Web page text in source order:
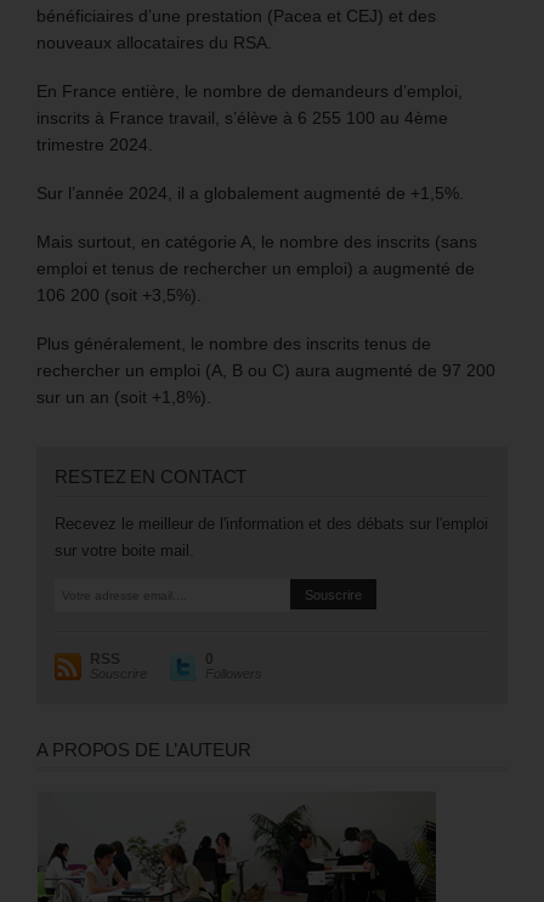
bénéficiaires d’une prestation (Pacea et CEJ) et des
nouveaux allocataires du RSA.
En France entière, le nombre de demandeurs d’emploi,
inscrits à France travail, s’élève à 6 255 100 au 4ème
trimestre 2024.
Sur l’année 2024, il a globalement augmenté de +1,5%.
Mais surtout, en catégorie A, le nombre des inscrits (sans
emploi et tenus de rechercher un emploi) a augmenté de
106 200 (soit +3,5%).
Plus généralement, le nombre des inscrits tenus de
rechercher un emploi (A, B ou C) aura augmenté de 97 200
sur un an (soit +1,8%).
RESTEZ EN CONTACT
Recevez le meilleur de l'information et des débats sur l'emploi
sur votre boite mail.
RSS
Souscrire
0
Followers
A PROPOS DE L’AUTEUR